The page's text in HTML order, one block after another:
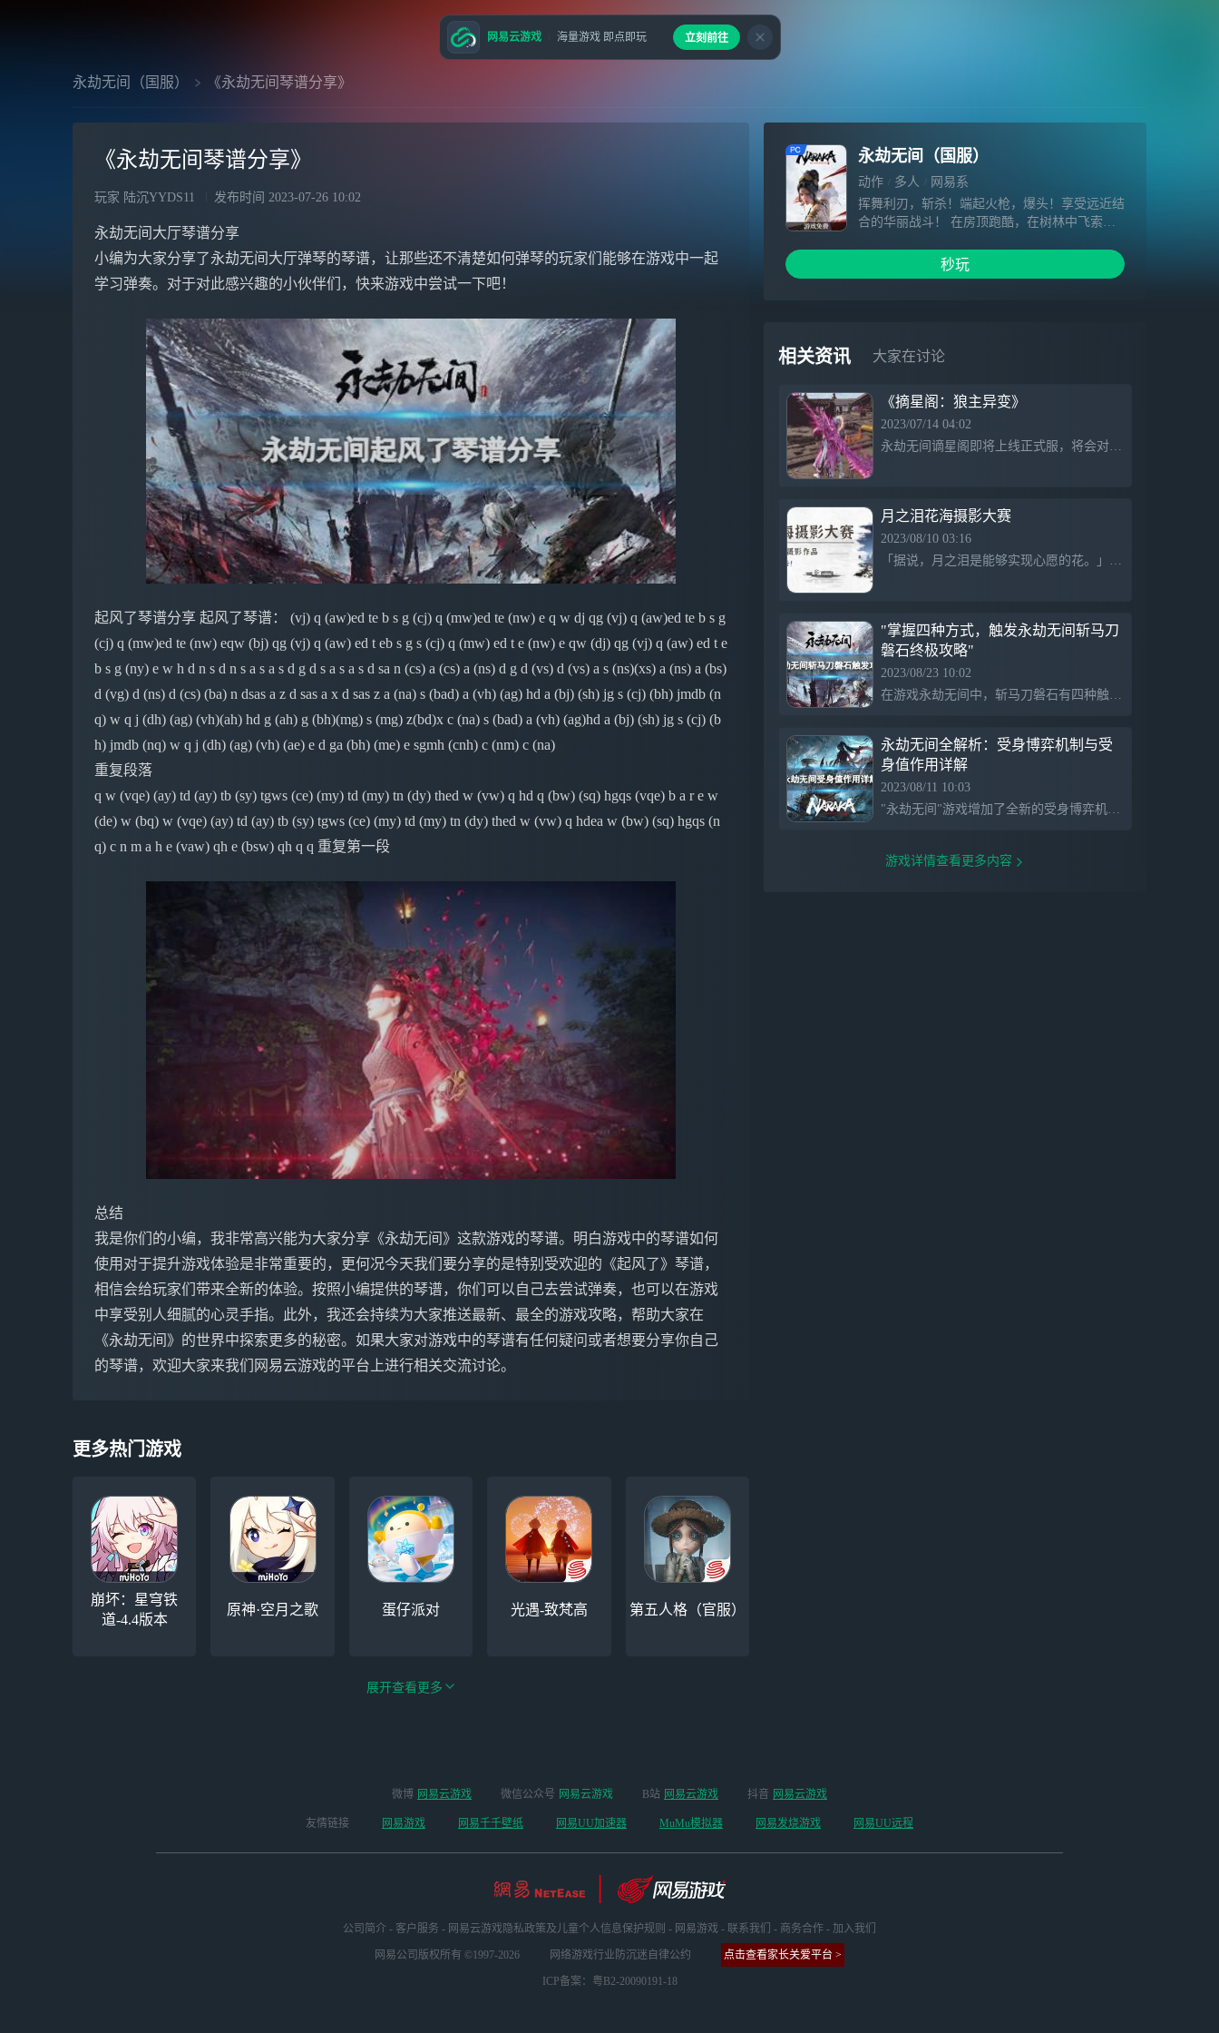
永劫无间（国服） 《永劫无间琴谱分享》
《永劫无间琴谱分享》
玩家 陆沉YYDS11 发布时间 2023-07-26 10:02
永劫无间大厅琴谱分享
小编为大家分享了永劫无间大厅弹琴的琴谱，让那些还不清楚如何弹琴的玩家们能够在游戏中一起
学习弹奏。对于对此感兴趣的小伙伴们，快来游戏中尝试一下吧！
起风了琴谱分享 起风了琴谱： (vj) q (aw)ed te b s g (cj) q (mw)ed te (nw) e q w dj qg (vj) q (aw)ed te b s g
(cj) q (mw)ed te (nw) eqw (bj) qg (vj) q (aw) ed t eb s g s (cj) q (mw) ed t e (nw) e qw (dj) qg (vj) q (aw) ed t e
b s g (ny) e w h d n s d n s a s a s d g d s a s a s d sa n (cs) a (cs) a (ns) d g d (vs) d (vs) a s (ns)(xs) a (ns) a (bs)
d (vg) d (ns) d (cs) (ba) n dsas a z d sas a x d sas z a (na) s (bad) a (vh) (ag) hd a (bj) (sh) jg s (cj) (bh) jmdb (n
q) w q j (dh) (ag) (vh)(ah) hd g (ah) g (bh)(mg) s (mg) z(bd)x c (na) s (bad) a (vh) (ag)hd a (bj) (sh) jg s (cj) (b
h) jmdb (nq) w q j (dh) (ag) (vh) (ae) e d ga (bh) (me) e sgmh (cnh) c (nm) c (na)
重复段落
q w (vqe) (ay) td (ay) tb (sy) tgws (ce) (my) td (my) tn (dy) thed w (vw) q hd q (bw) (sq) hgqs (vqe) b a r e w
(de) w (bq) w (vqe) (ay) td (ay) tb (sy) tgws (ce) (my) td (my) tn (dy) thed w (vw) q hdea w (bw) (sq) hgqs (n
q) c n m a h e (vaw) qh e (bsw) qh q q 重复第一段
总结
我是你们的小编，我非常高兴能为大家分享《永劫无间》这款游戏的琴谱。明白游戏中的琴谱如何
使用对于提升游戏体验是非常重要的，更何况今天我们要分享的是特别受欢迎的《起风了》琴谱，
相信会给玩家们带来全新的体验。按照小编提供的琴谱，你们可以自己去尝试弹奏，也可以在游戏
中享受别人细腻的心灵手指。此外，我还会持续为大家推送最新、最全的游戏攻略，帮助大家在
《永劫无间》的世界中探索更多的秘密。如果大家对游戏中的琴谱有任何疑问或者想要分享你自己
的琴谱，欢迎大家来我们网易云游戏的平台上进行相关交流讨论。
永劫无间（国服）
动作 多人
网易系
挥舞利刃，斩杀！端起火枪，爆头！享受远近结
合的华丽战斗！ 在房顶跑酷，在树林中飞索穿
力，用风沙、隐身，甚至化身金刚大佛碾碎敌
人！ 独一无二的60人生存竞技，成为最后的赢
秒玩
相关资讯 大家在讨论
《摘星阁：狼主异变》
2023/07/14 04:02
永劫无间谪星阁即将上线正式服，将会对阔刀狼主以及火男信手斩龙皮肤进行外观变异。摘星阁拥有多种颜色以及功能性，可以给皮肤带来痕迹颜色上的变化。玩家可以通过摘星阁编辑自己的专属外观，还可以解封星格并进行炼形，让外观变得更加个性化。谪星系列还拥有更多独特的专属功能，如道具编号、实时更新的伤害计数以及自定义名称等。详情请访问永劫无间专题和论坛。
月之泪花海摄影大赛
2023/08/10 03:16
「据说，月之泪是能够实现心愿的花。」 据说，8月10日#永劫无间#的火罗国即将盛开一片月之泪，在这里拍照许愿，或许可以实现噢 #聚窟洲侠士福利#月之泪花海摄影大赛来袭！ ：8月10日~8月20日
"掌握四种方式，触发永劫无间斩马刀
磐石终极攻略"
2023/08/23 10:02
在游戏永劫无间中，斩马刀磐石有四种触发方式：左键接左键、左键接右键、惊雷接左键以及柄击接右键。其中，左键接左键和惊雷接左键允许角色移动,而左键接右键和柄击接右键则要求角色保持静止，否则会失效。通过掌握这四种触发方式，玩家可以更好地使用斩马刀磐石。
永劫无间全解析：受身博弈机制与受
身值作用详解
2023/08/11 10:03
"永劫无间"游戏增加了全新的受身博弈机制，特性在于为玩家提供积累受身值的机会。这一演进通过四种主要方式体现：受身值的积累，受身操作，受身表现以及追击受身。被命中的玩家可以积累受身值，当积累满时，可以进入受身准备架势。使用受身动作后，玩家可以通过空翻动作脱离敌人的追击。此外，当玩家在受身空翻中使用飞索命中时，可以发动致命打击。
游戏详情查看更多内容
更多热门游戏
崩坏：星穹铁
道-4.4版本
原神·空月之歌 蛋仔派对 光遇-致梵高 第五人格（官服）
逆水寒手游（全新
版本开启 ）
云手机 阴阳师
展开查看更多
网易云游戏 海量游戏 即点即玩 立刻前往
微博 网易云游戏 微信公众号 网易云游戏 B站 网易云游戏 抖音 网易云游戏
友情链接 网易游戏 网易千千壁纸 网易UU加速器 MuMu模拟器 网易发烧游戏 网易UU远程
公司简介 - 客户服务 - 网易云游戏隐私政策及儿童个人信息保护规则 - 网易游戏 - 联系我们 - 商务合作 - 加入我们
网易公司版权所有 ©1997-2026 网络游戏行业防沉迷自律公约 点击查看家长关爱平台 >
ICP备案：粤B2-20090191-18